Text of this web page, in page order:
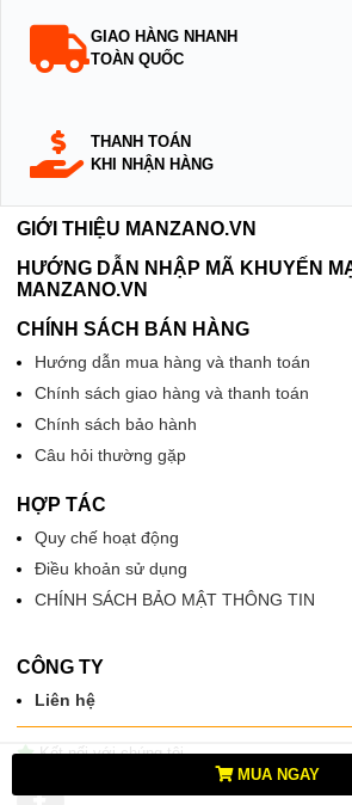
MUA NGAY
GIAO HÀNG NHANH
TOÀN QUỐC
THANH TOÁN
KHI NHẬN HÀNG
GIỚI THIỆU MANZANO.VN
HƯỚNG DẪN NHẬP MÃ KHUYẾN
MANZANO.VN
CHÍNH SÁCH BÁN HÀNG
Hướng dẫn mua hàng và thanh toán
Chính sách giao hàng và thanh toán
Chính sách bảo hành
Câu hỏi thường gặp
HỢP TÁC
Quy chế hoạt động
Điều khoản sử dụng
CHÍNH SÁCH BẢO MẬT THÔNG TIN
CÔNG TY
Liên hệ
Kết nối với chúng tôi